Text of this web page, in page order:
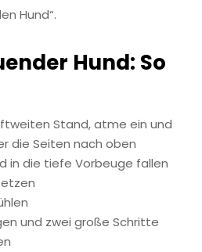
Hund“.
Hund: So
Stand, atme ein und
die Seiten nach oben
in die tiefe Vorbeuge fallen
und zwei große Schritte